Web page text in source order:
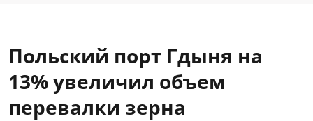
Польский порт Гдыня на
13% увеличил объем
перевалки зерна